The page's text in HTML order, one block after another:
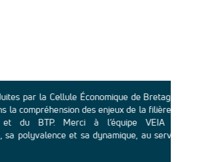
Économique de Bretagne sont un
des enjeux de la filière matériaux
Merci à l’équipe VEIA pour son
et sa dynamique, au service de nos